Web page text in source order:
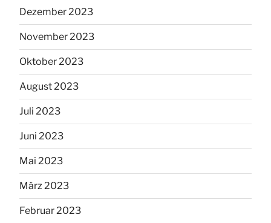
Dezember 2023
November 2023
Oktober 2023
August 2023
Juli 2023
Juni 2023
Mai 2023
März 2023
Februar 2023